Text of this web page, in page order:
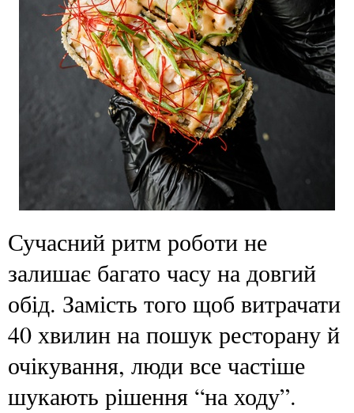
Сучасний ритм роботи не
залишає багато часу на довгий
обід. Замість того щоб витрачати
40 хвилин на пошук ресторану й
очікування, люди все частіше
шукають рішення “на ходу”.